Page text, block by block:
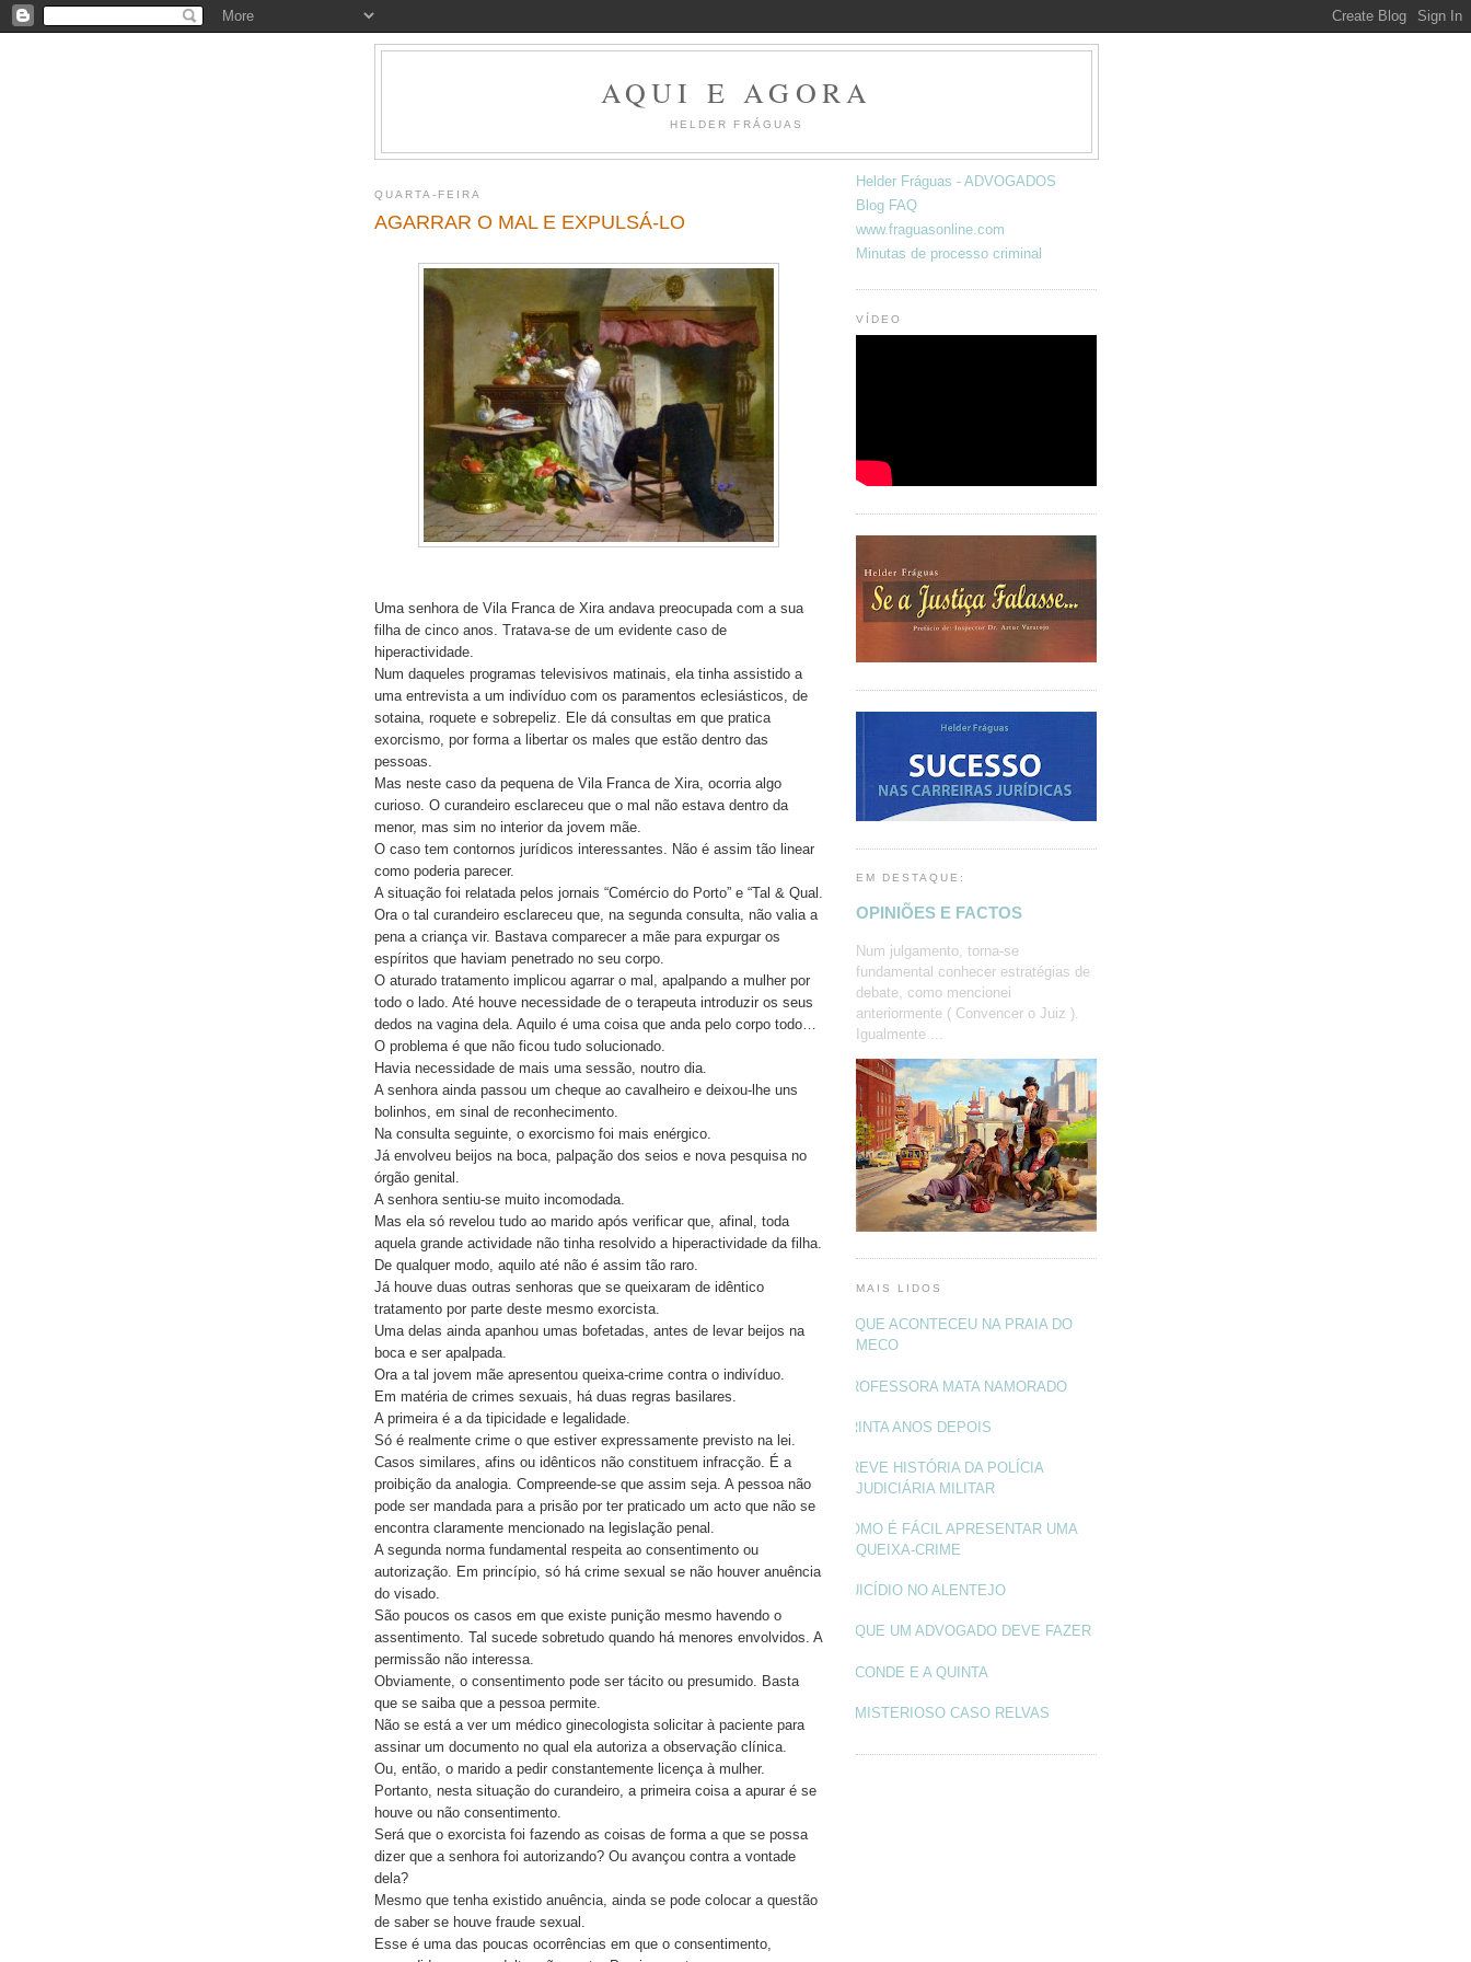
AQUI E AGORA
HELDER FRÁGUAS
QUARTA-FEIRA
AGARRAR O MAL E EXPULSÁ-LO
Uma senhora de Vila Franca de Xira andava preocupada com a sua
filha de cinco anos. Tratava-se de um evidente caso de
hiperactividade.
Num daqueles programas televisivos matinais, ela tinha assistido a
uma entrevista a um indivíduo com os paramentos eclesiásticos, de
sotaina, roquete e sobrepeliz. Ele dá consultas em que pratica
exorcismo, por forma a libertar os males que estão dentro das
pessoas.
Mas neste caso da pequena de Vila Franca de Xira, ocorria algo
curioso. O curandeiro esclareceu que o mal não estava dentro da
menor, mas sim no interior da jovem mãe.
O caso tem contornos jurídicos interessantes. Não é assim tão linear
como poderia parecer.
A situação foi relatada pelos jornais “Comércio do Porto” e “Tal & Qual.
Ora o tal curandeiro esclareceu que, na segunda consulta, não valia a
pena a criança vir. Bastava comparecer a mãe para expurgar os
espíritos que haviam penetrado no seu corpo.
O aturado tratamento implicou agarrar o mal, apalpando a mulher por
todo o lado. Até houve necessidade de o terapeuta introduzir os seus
dedos na vagina dela. Aquilo é uma coisa que anda pelo corpo todo…
O problema é que não ficou tudo solucionado.
Havia necessidade de mais uma sessão, noutro dia.
A senhora ainda passou um cheque ao cavalheiro e deixou-lhe uns
bolinhos, em sinal de reconhecimento.
Na consulta seguinte, o exorcismo foi mais enérgico.
Já envolveu beijos na boca, palpação dos seios e nova pesquisa no
órgão genital.
A senhora sentiu-se muito incomodada.
Mas ela só revelou tudo ao marido após verificar que, afinal, toda
aquela grande actividade não tinha resolvido a hiperactividade da filha.
De qualquer modo, aquilo até não é assim tão raro.
Já houve duas outras senhoras que se queixaram de idêntico
tratamento por parte deste mesmo exorcista.
Uma delas ainda apanhou umas bofetadas, antes de levar beijos na
boca e ser apalpada.
Ora a tal jovem mãe apresentou queixa-crime contra o indivíduo.
Em matéria de crimes sexuais, há duas regras basilares.
A primeira é a da tipicidade e legalidade.
Só é realmente crime o que estiver expressamente previsto na lei.
Casos similares, afins ou idênticos não constituem infracção. É a
proibição da analogia. Compreende-se que assim seja. A pessoa não
pode ser mandada para a prisão por ter praticado um acto que não se
encontra claramente mencionado na legislação penal.
A segunda norma fundamental respeita ao consentimento ou
autorização. Em princípio, só há crime sexual se não houver anuência
do visado.
São poucos os casos em que existe punição mesmo havendo o
assentimento. Tal sucede sobretudo quando há menores envolvidos. A
permissão não interessa.
Obviamente, o consentimento pode ser tácito ou presumido. Basta
que se saiba que a pessoa permite.
Não se está a ver um médico ginecologista solicitar à paciente para
assinar um documento no qual ela autoriza a observação clínica.
Ou, então, o marido a pedir constantemente licença à mulher.
Portanto, nesta situação do curandeiro, a primeira coisa a apurar é se
houve ou não consentimento.
Será que o exorcista foi fazendo as coisas de forma a que se possa
dizer que a senhora foi autorizando? Ou avançou contra a vontade
dela?
Mesmo que tenha existido anuência, ainda se pode colocar a questão
de saber se houve fraude sexual.
Esse é uma das poucas ocorrências em que o consentimento,
Helder Fráguas - ADVOGADOS
Blog FAQ
www.fraguasonline.com
Minutas de processo criminal
VÍDEO
EM DESTAQUE:
OPINIÕES E FACTOS
Num julgamento, torna-se
fundamental conhecer estratégias de
debate, como mencionei
anteriormente ( Convencer o Juiz ).
Igualmente ...
MAIS LIDOS
O QUE ACONTECEU NA PRAIA DO
MECO
PROFESSORA MATA NAMORADO
TRINTA ANOS DEPOIS
BREVE HISTÓRIA DA POLÍCIA
JUDICIÁRIA MILITAR
COMO É FÁCIL APRESENTAR UMA
QUEIXA-CRIME
SUICÍDIO NO ALENTEJO
O QUE UM ADVOGADO DEVE FAZER
O CONDE E A QUINTA
O MISTERIOSO CASO RELVAS